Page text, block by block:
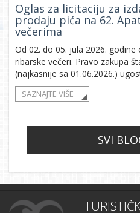
Oglas za licitaciju za
prodaju pića na 62.
večerima
Od 02. do 05. jula 2026. godine
ribarske večeri. Pravo zakupa
(najkasnije sa 01.06.2026.)
SAZNAJTE VIŠE
SVI